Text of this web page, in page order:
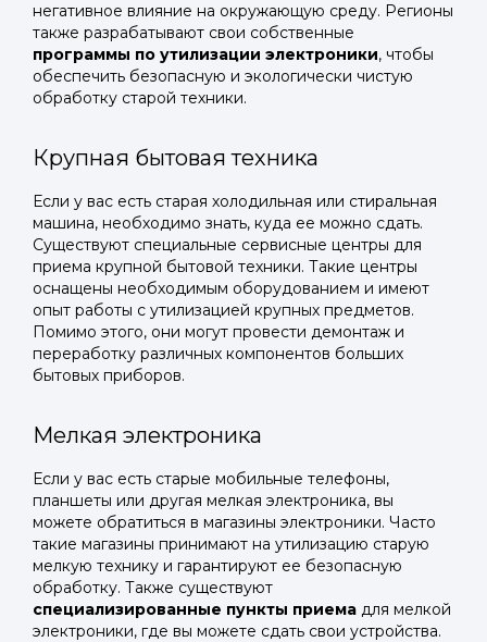
негативное влияние на окружающую среду. Регионы
также разрабатывают свои собственные
программы по утилизации электроники, чтобы
обеспечить безопасную и экологически чистую
обработку старой техники.
Крупная бытовая техника
Если у вас есть старая холодильная или стиральная
машина, необходимо знать, куда ее можно сдать.
Существуют специальные сервисные центры для
приема крупной бытовой техники. Такие центры
оснащены необходимым оборудованием и имеют
опыт работы с утилизацией крупных предметов.
Помимо этого, они могут провести демонтаж и
переработку различных компонентов больших
бытовых приборов.
Мелкая электроника
Если у вас есть старые мобильные телефоны,
планшеты или другая мелкая электроника, вы
можете обратиться в магазины электроники. Часто
такие магазины принимают на утилизацию старую
мелкую технику и гарантируют ее безопасную
обработку. Также существуют
специализированные пункты приема для мелкой
электроники, где вы можете сдать свои устройства.